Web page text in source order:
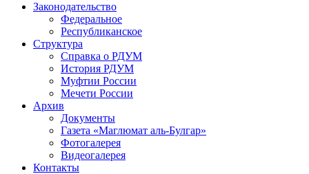
Законодательство
Федеральное
Республиканское
Структура
Справка о РДУМ
История РДУМ
Муфтии России
Мечети России
Архив
Документы
Газета «Маглюмат аль-Булгар»
Фотогалерея
Видеогалерея
Контакты